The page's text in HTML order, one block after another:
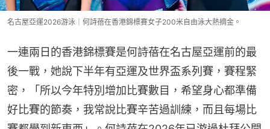
名古屋亞運2026游泳｜何詩蓓在香港錦標賽女子200米自由泳大熱摘金。
一連兩日的香港錦標賽是何詩蓓在名古屋亞運前的最
後一戰，她說下半年有亞運及世界盃系列賽，賽程緊
密，「所以今年特別增加比賽數目，希望身心都準備
好比賽的節奏，我常說比賽辛苦過訓練，而且每場比